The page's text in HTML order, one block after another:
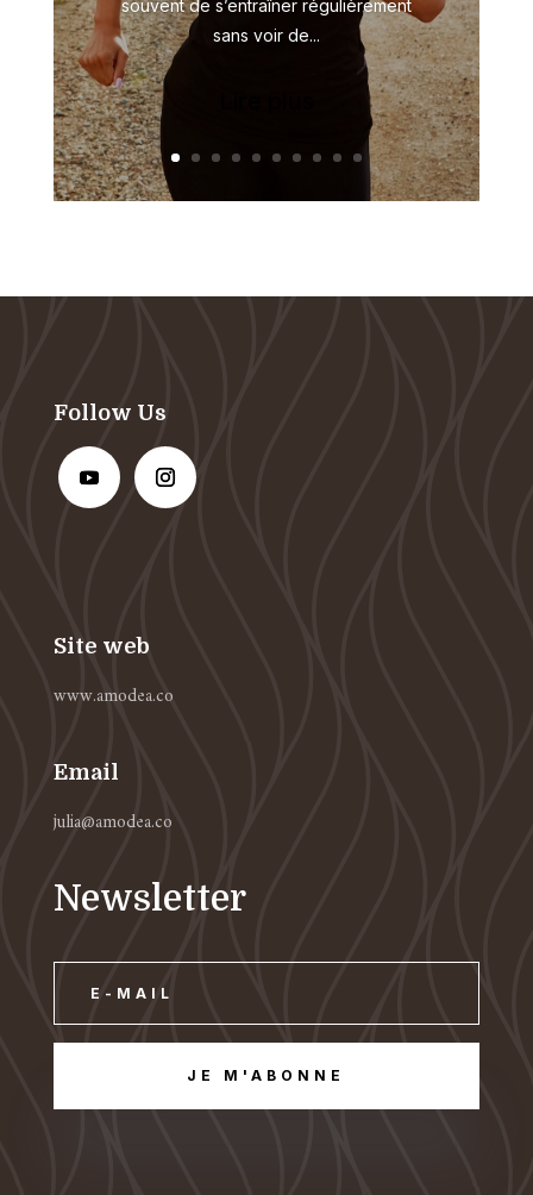
souvent de s’entraîner régulièrement
sans voir de...
Follow Us
Site web
www.amodea.co
Email
julia@amodea.co
Newsletter
JE M'ABONNE